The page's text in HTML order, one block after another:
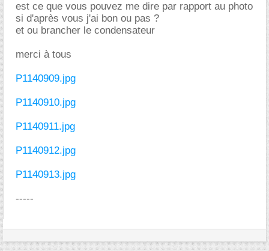
est ce que vous pouvez me dire par rapport au photo
si d'après vous j'ai bon ou pas ?
et ou brancher le condensateur
merci à tous
P1140909.jpg
P1140910.jpg
P1140911.jpg
P1140912.jpg
P1140913.jpg
-----